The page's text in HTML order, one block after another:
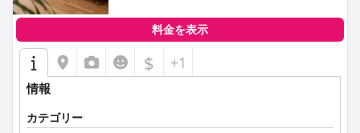
料金を表示
$ +1
情報
カテゴリー